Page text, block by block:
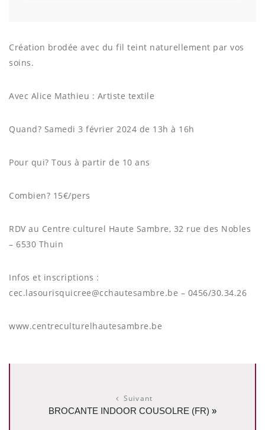
Création brodée avec du fil teint naturellement par vos
soins.
Avec Alice Mathieu : Artiste textile
Quand? Samedi 3 février 2024 de 13h à 16h
Pour qui? Tous à partir de 10 ans
Combien? 15€/pers
RDV au Centre culturel Haute Sambre, 32 rue des Nobles
– 6530 Thuin
Infos et inscriptions :
cec.lasourisquicree@cchautesambre.be – 0456/30.34.26
www.centreculturelhautesambre.be
Suivant
BROCANTE INDOOR COUSOLRE (FR) »